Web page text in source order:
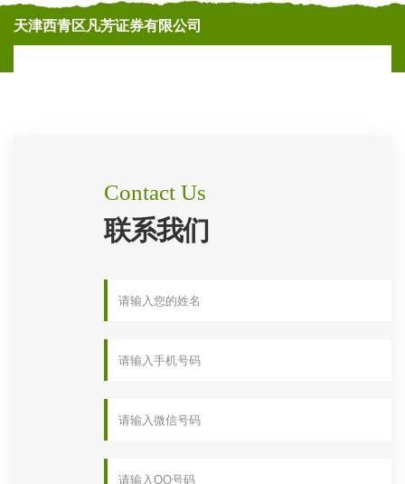
天津西青区凡芳证券有限公司
Contact Us
联系我们